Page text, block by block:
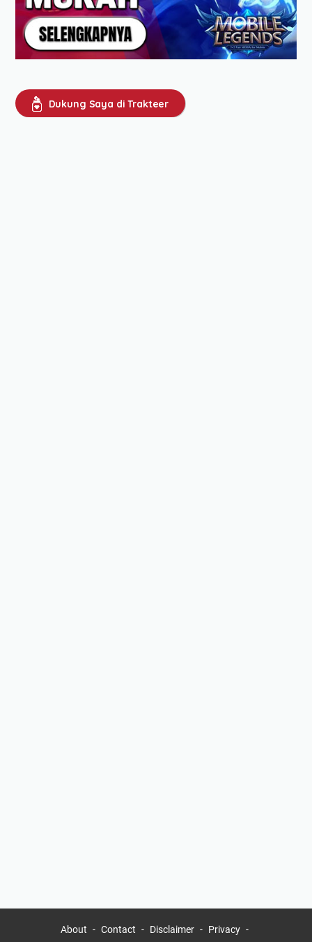
Dukung Saya di Trakteer
About Contact Disclaimer Privacy